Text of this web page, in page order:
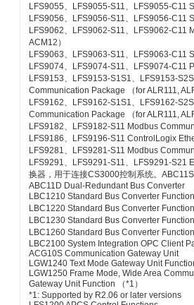
LFS9055、LFS9055-S11、LFS9055-C11
LFS9056、LFS9056-S11、LFS9056-C11
LFS9062、LFS9062-S11、LFS9062-C11
ACM12）
LFS9063、LFS9063-S11、LFS9063-C11
LFS9074、LFS9074-S11、LFS9074-C11
LFS9153、LFS9153-S1S1、LFS9153-
Communication Package （for ALR111,
LFS9162、LFS9162-S1S1、LFS9162-
Communication Package （for ALR111,
LFS9182、LFS9182-S11 Modbus
LFS9186、LFS9196-S11 ControlLogix
LFS9281、LFS9281-S11 Modbus
LFS9291、LFS9291-S11、LFS9291-S21
换器，用于连接CS3000控制系统。
ABC11D Dual-Redundant Bus Converter
LBC1210 Standard Bus Converter
LBC1220 Standard Bus Converter
LBC1230 Standard Bus Converter
LBC1260 Standard Bus Converter
LBC2100 System Integration OPC Client
ACG10S Communication Gateway Unit
LGW1240 Text Mode Gateway Unit
LGW1250 Frame Mode, Wide Area
Gateway Unit Function （*1）
*1: Supported by R2.06 or later versions